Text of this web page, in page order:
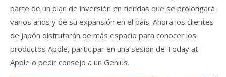
parte de un plan de inversión en tiendas que se prolongará
varios años y de su expansión en el país. Ahora los clientes
de Japón disfrutarán de más espacio para conocer los
productos Apple, participar en una sesión de Today at
Apple o pedir consejo a un Genius.